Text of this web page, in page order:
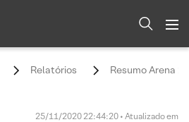
Relatórios Resumo Arena
25/11/2020 22:44:20 • Atualizado em